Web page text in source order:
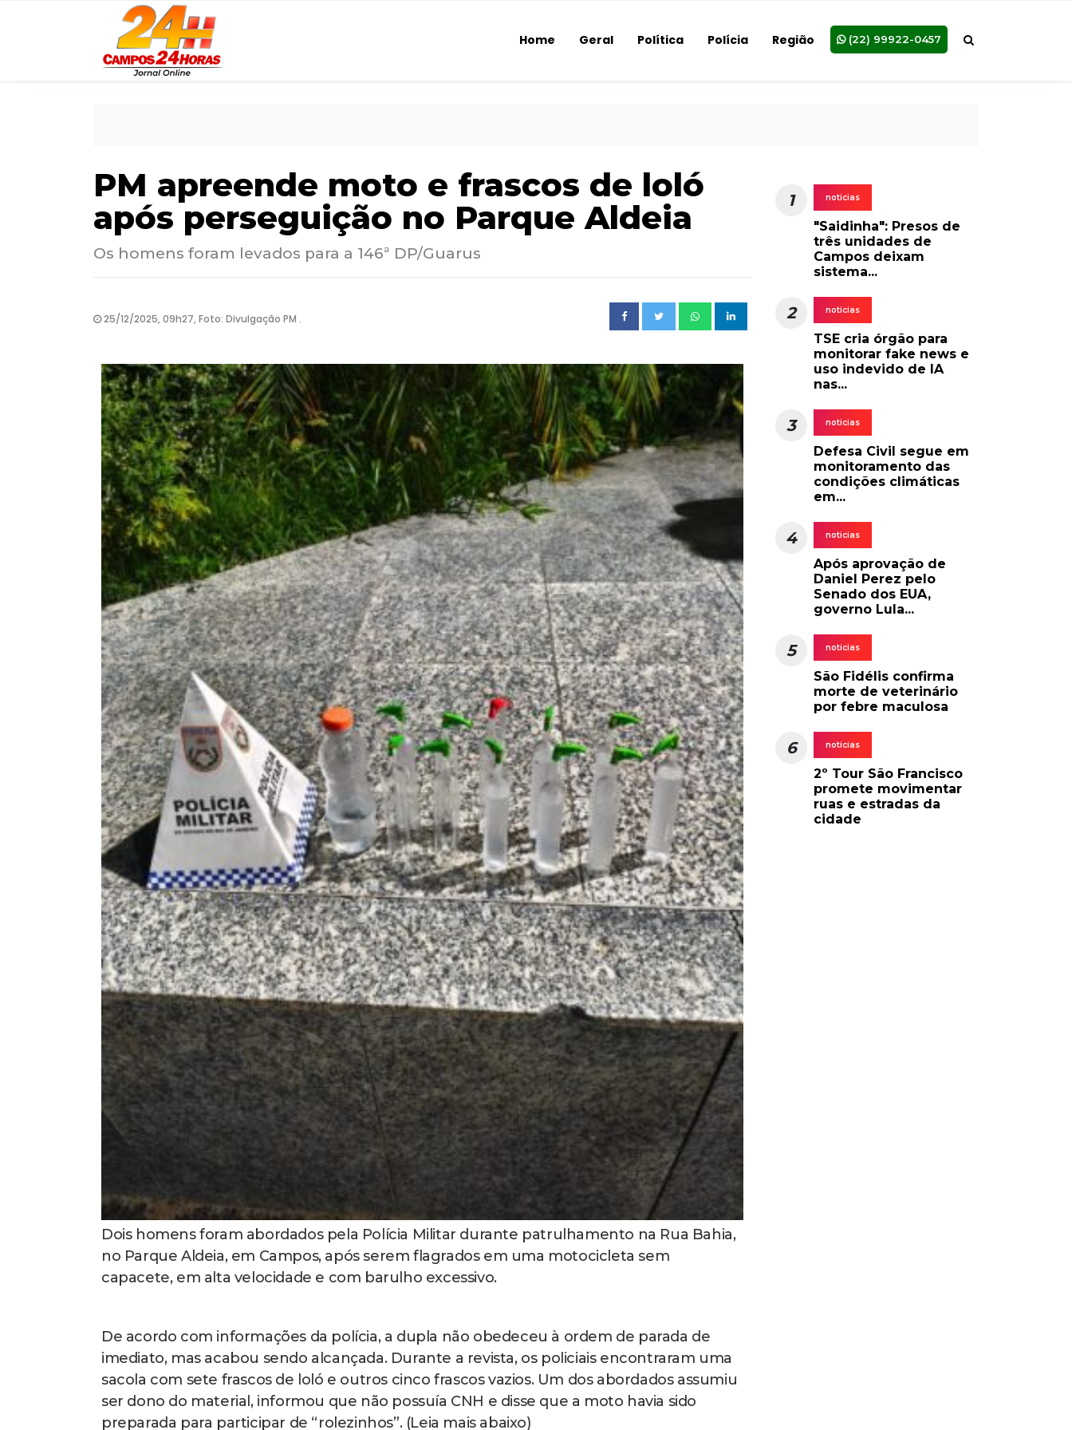
Home Geral Política Polícia Região (22) 99922-0457
PM apreende moto e frascos de loló
após perseguição no Parque Aldeia
Os homens foram levados para a 146ª DP/Guarus
25/12/2025, 09h27, Foto: Divulgação PM .
Dois homens foram abordados pela Polícia Militar durante patrulhamento na Rua Bahia,
no Parque Aldeia, em Campos, após serem flagrados em uma motocicleta sem
capacete, em alta velocidade e com barulho excessivo.
De acordo com informações da polícia, a dupla não obedeceu à ordem de parada de
imediato, mas acabou sendo alcançada. Durante a revista, os policiais encontraram uma
sacola com sete frascos de loló e outros cinco frascos vazios. Um dos abordados assumiu
ser dono do material, informou que não possuía CNH e disse que a moto havia sido
preparada para participar de “rolezinhos”. (Leia mais abaixo)
1 noticias
"Saidinha": Presos de
três unidades de
Campos deixam
sistema...
2 noticias
TSE cria órgão para
monitorar fake news e
uso indevido de IA
nas...
3 noticias
Defesa Civil segue em
monitoramento das
condições climáticas
em...
4 noticias
Após aprovação de
Daniel Perez pelo
Senado dos EUA,
governo Lula...
5 noticias
São Fidélis confirma
morte de veterinário
por febre maculosa
6 noticias
2º Tour São Francisco
promete movimentar
ruas e estradas da
cidade